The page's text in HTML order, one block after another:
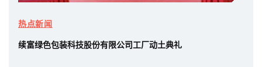
热点新闻
续富绿色包装科技股份有限公司工厂动土典礼